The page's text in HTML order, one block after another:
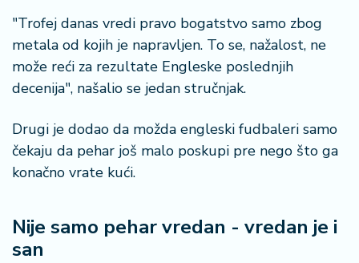
"Trofej danas vredi pravo bogatstvo samo zbog
metala od kojih je napravljen. To se, nažalost, ne
može reći za rezultate Engleske poslednjih
decenija", našalio se jedan stručnjak.
Drugi je dodao da možda engleski fudbaleri samo
čekaju da pehar još malo poskupi pre nego što ga
konačno vrate kući.
Nije samo pehar vredan - vredan je i
san